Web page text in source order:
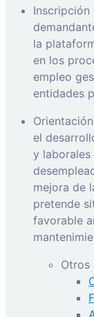
Inscripción
la
en los
empleo
entidades
el
y laborales
mejora de
pretende
favorable
Otros